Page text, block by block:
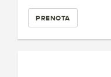
PRENOTA